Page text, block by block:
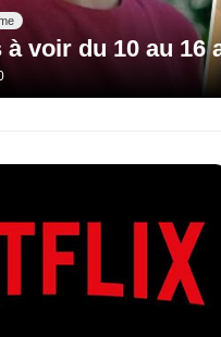
à voir du 10 au 16